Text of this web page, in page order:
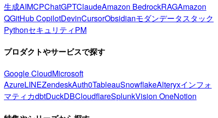
生成AIMCPChatGPTClaudeAmazon BedrockRAGAmazon
QGitHub CopilotDevinCursorObsidianモダンデータスタック
PythonセキュリティPM
プロダクトやサービスで探す
Google CloudMicrosoft
AzureLINEZendeskAuth0TableauSnowflakeAlteryxインフォ
マティカdbtDuckDBCloudflareSplunkVision OneNotion